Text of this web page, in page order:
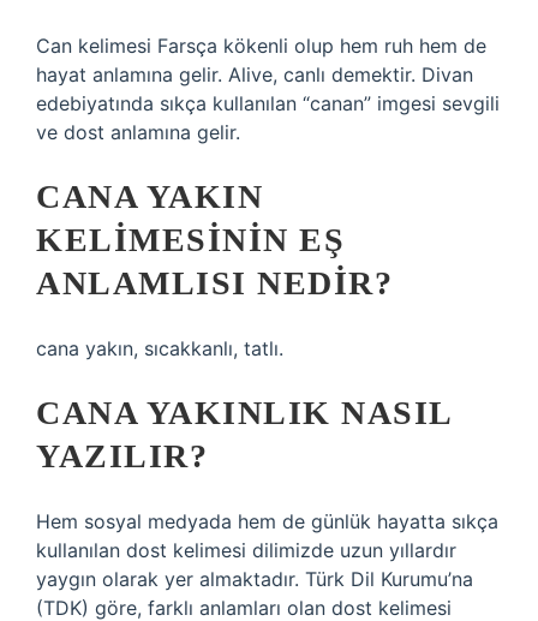
Can kelimesi Farsça kökenli olup hem ruh hem de
hayat anlamına gelir. Alive, canlı demektir. Divan
edebiyatında sıkça kullanılan “canan” imgesi sevgili
ve dost anlamına gelir.
CANA YAKIN
KELIMESININ EŞ
ANLAMLISI NEDIR?
cana yakın, sıcakkanlı, tatlı.
CANA YAKINLIK NASIL
YAZILIR?
Hem sosyal medyada hem de günlük hayatta sıkça
kullanılan dost kelimesi dilimizde uzun yıllardır
yaygın olarak yer almaktadır. Türk Dil Kurumu’na
(TDK) göre, farklı anlamları olan dost kelimesi